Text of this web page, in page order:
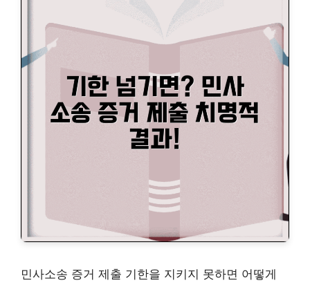
민사소송 증거 제출 기한을 지키지 못하면 어떻게